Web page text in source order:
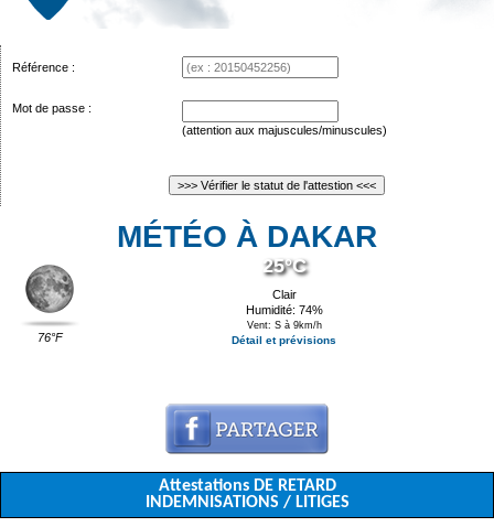
Référence :
Mot de passe :
(attention aux majuscules/minuscules)
MÉTÉO À DAKAR
76°F
25°C
Clair
Humidité: 74%
Vent: S à 9km/h
Détail et prévisions
Attestations DE RETARD
INDEMNISATIONS / LITIGES